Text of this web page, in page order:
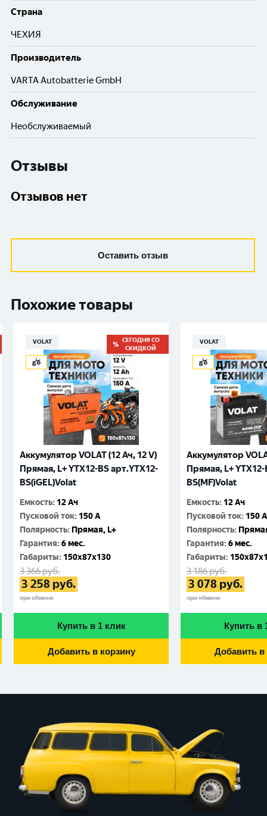
Cтрана
ЧЕХИЯ
Производитель
VARTA Autobatterie GmbH
Обслуживание
Необслуживаемый
Отзывы
Отзывов нет
Оставить отзыв
Похожие товары
VOLAT
СЕГОДНЯ СО
СКИДКОЙ
Аккумулятор VOLAT (12 Ач, 12 V)
Прямая, L+ YTX12-BS арт.YTX12-
BS(iGEL)Volat
Емкость: 12 Ач
Пусковой ток: 150 A
Полярность: Прямая, L+
Гарантия:6 мес.
Габариты: 150x87x130
3 366руб.
3 258 руб.
при обмене
Купить в 1 клик
Добавить в корзину
VOLAT
Аккумулятор
Прямая, L+ YTX12-
BS(MF)Volat
Емкость: 12 Ач
Пусковой ток: 150 A
Полярность:
Гарантия:6 мес.
Габариты:
3 186руб.
3 078 руб.
при обмене
Купить в
Добавить в